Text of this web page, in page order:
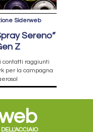
Siderweb
Sereno”
Z
contatti raggiunti
per la campagna